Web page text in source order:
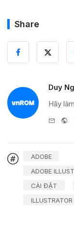
Share
Duy
Hãy
e-
ADOBE
ADOBE
CÀI ĐẶT